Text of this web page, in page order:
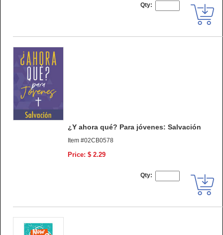
Qty:
¿Y ahora qué? Para jóvenes: Salvación
Item #02CB0578
Price: $ 2.29
Qty: